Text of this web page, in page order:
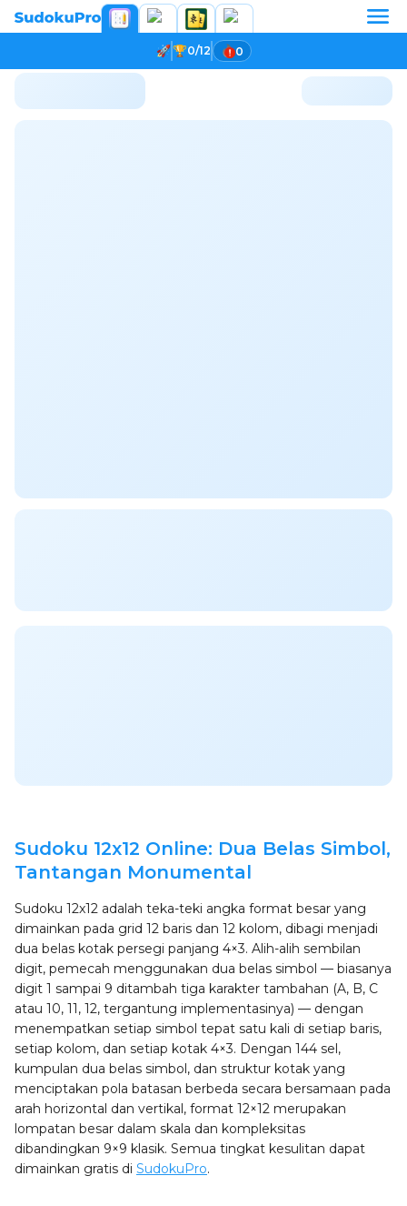
0/12 0
Sudoku 12x12 Online: Dua Belas Simbol,
Tantangan Monumental
Sudoku 12x12 adalah teka-teki angka format besar yang
dimainkan pada grid 12 baris dan 12 kolom, dibagi menjadi
dua belas kotak persegi panjang 4×3. Alih-alih sembilan
digit, pemecah menggunakan dua belas simbol — biasanya
digit 1 sampai 9 ditambah tiga karakter tambahan (A, B, C
atau 10, 11, 12, tergantung implementasinya) — dengan
menempatkan setiap simbol tepat satu kali di setiap baris,
setiap kolom, dan setiap kotak 4×3. Dengan 144 sel,
kumpulan dua belas simbol, dan struktur kotak yang
menciptakan pola batasan berbeda secara bersamaan pada
arah horizontal dan vertikal, format 12×12 merupakan
lompatan besar dalam skala dan kompleksitas
dibandingkan 9×9 klasik. Semua tingkat kesulitan dapat
dimainkan gratis di SudokuPro.